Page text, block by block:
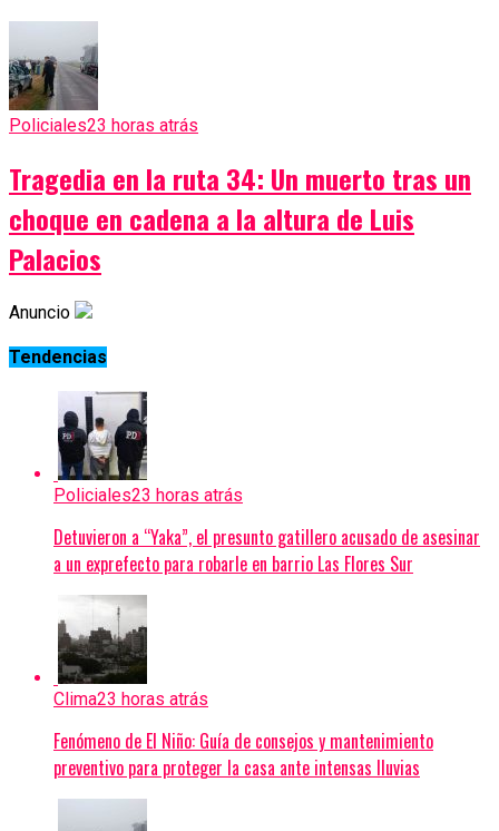
Policiales23 horas atrás
Tragedia en la ruta 34: Un muerto tras un
choque en cadena a la altura de Luis
Palacios
Anuncio
Tendencias
Policiales23 horas atrás
Detuvieron a “Yaka”, el presunto gatillero acusado de asesinar
a un exprefecto para robarle en barrio Las Flores Sur
Clima23 horas atrás
Fenómeno de El Niño: Guía de consejos y mantenimiento
preventivo para proteger la casa ante intensas lluvias